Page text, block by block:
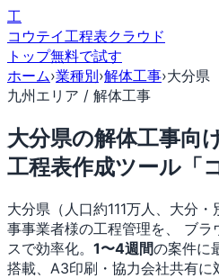
工
コウテイ工程表クラウド
トップ無料で試す
ホーム›業種別›解体工事›大分県
九州エリア / 解体工事
大分県の解体工事向
工程表作成ツール「
大分県（人口約111万人、大分
事事業者様の工程管理を、 ブ
スで効率化。 1〜4週間の案件に
搭載、A3印刷・協力会社共有に